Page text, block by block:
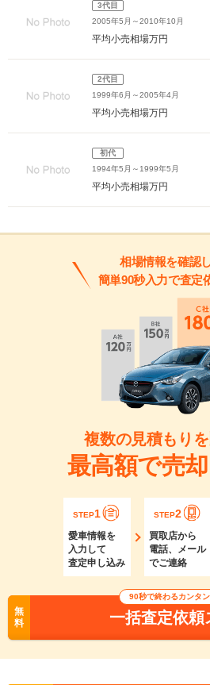
3代目
2005年5月～2010年10月
平均小売相場万円
2代目
1999年6月～2005年4月
平均小売相場万円
初代
1994年5月～1999年5月
平均小売相場万円
相場情報を確認
簡単90秒入力で査定
複数の見積もり
最高額で売
STEP1
愛車情報を
入力して
査定申し込み
STEP2
買取店から
電話、メール
でご連絡
無
料
90秒で終わるカンタ
一括査定依頼